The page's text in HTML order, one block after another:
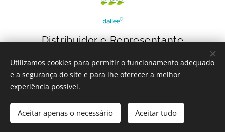
Distribuidor e Representante
Utilizamos cookies para permitir o funcionamento adequado
e a segurança do site e para lhe oferecer a melhor
experiência possível.
Aceitar apenas o necessário Aceitar tudo